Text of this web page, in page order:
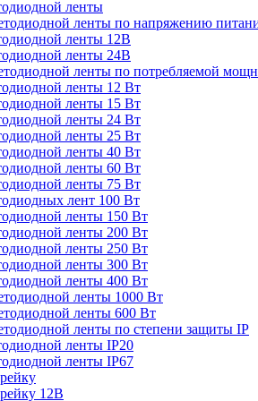
ленты
ленты по напряжению
ленты 12В
ленты 24В
ленты по потребляемой
ленты 12 Вт
ленты 15 Вт
ленты 24 Вт
ленты 25 Вт
ленты 40 Вт
ленты 60 Вт
ленты 75 Вт
лент 100 Вт
ленты 150 Вт
ленты 200 Вт
ленты 250 Вт
ленты 300 Вт
ленты 400 Вт
ленты 1000 Вт
ленты 600 Вт
ленты по степени защиты IP
ленты IP20
ленты IP67
12В